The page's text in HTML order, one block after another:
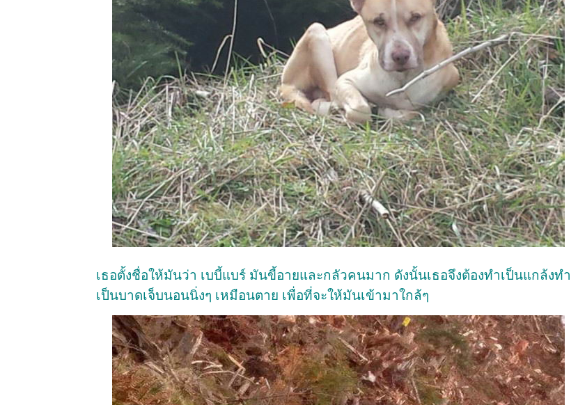
เธอตั้งชื่อให้มันว่า เบบี้แบร์ มันขี้อายและกลัวคนมาก ดังนั้นเธอจึงต้องทำเป็นแกล้งทำ
เป็นบาดเจ็บนอนนิ่งๆ เหมือนตาย เพื่อที่จะให้มันเข้ามาใกล้ๆ